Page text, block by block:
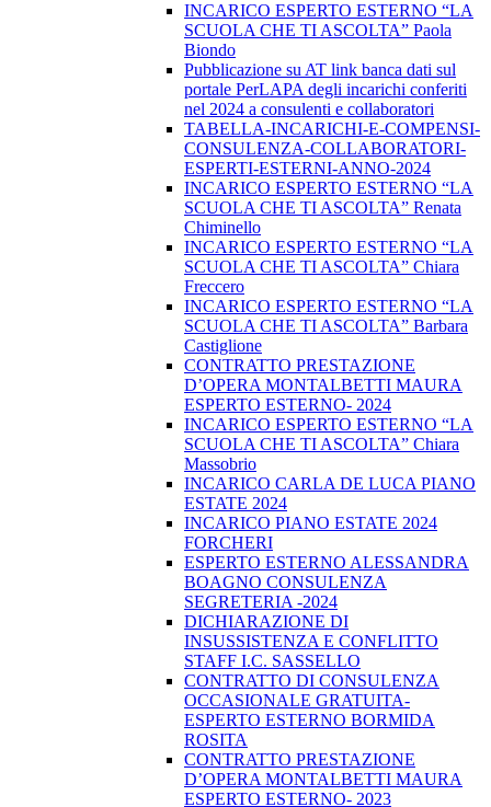
INCARICO ESPERTO ESTERNO “LA
SCUOLA CHE TI ASCOLTA” Paola
Biondo
Pubblicazione su AT link banca dati sul
portale PerLAPA degli incarichi conferiti
nel 2024 a consulenti e collaboratori
TABELLA-INCARICHI-E-COMPENSI-
CONSULENZA-COLLABORATORI-
ESPERTI-ESTERNI-ANNO-2024
INCARICO ESPERTO ESTERNO “LA
SCUOLA CHE TI ASCOLTA” Renata
Chiminello
INCARICO ESPERTO ESTERNO “LA
SCUOLA CHE TI ASCOLTA” Chiara
Freccero
INCARICO ESPERTO ESTERNO “LA
SCUOLA CHE TI ASCOLTA” Barbara
Castiglione
CONTRATTO PRESTAZIONE
D’OPERA MONTALBETTI MAURA
ESPERTO ESTERNO- 2024
INCARICO ESPERTO ESTERNO “LA
SCUOLA CHE TI ASCOLTA” Chiara
Massobrio
INCARICO CARLA DE LUCA PIANO
ESTATE 2024
INCARICO PIANO ESTATE 2024
FORCHERI
ESPERTO ESTERNO ALESSANDRA
BOAGNO CONSULENZA
SEGRETERIA -2024
DICHIARAZIONE DI
INSUSSISTENZA E CONFLITTO
STAFF I.C. SASSELLO
CONTRATTO DI CONSULENZA
OCCASIONALE GRATUITA-
ESPERTO ESTERNO BORMIDA
ROSITA
CONTRATTO PRESTAZIONE
D’OPERA MONTALBETTI MAURA
ESPERTO ESTERNO- 2023